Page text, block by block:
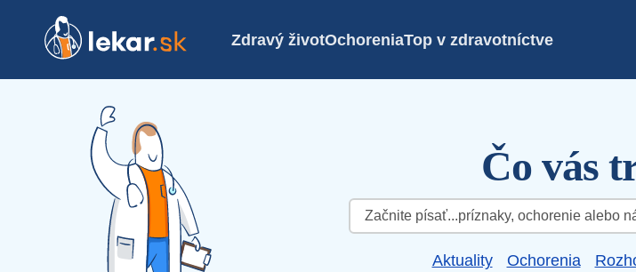
Zdravý životOchoreniaTop v zdravotníctve
Čo vás
Hľadať:
Aktuality Ochorenia